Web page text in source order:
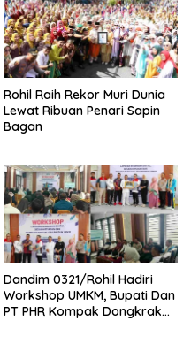
Rohil Raih Rekor Muri Dunia
Lewat Ribuan Penari Sapin
Bagan
Dandim 0321/Rohil Hadiri
Workshop UMKM, Bupati Dan
PT PHR Kompak Dongkrak